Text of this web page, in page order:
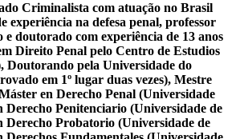
Criminalista com atuação no Brasil
experiência na defesa penal, professor
e doutorado com experiência de 13 anos
Direito Penal pelo Centro de Estudios
Doutorando pela Universidade do
em 1º lugar duas vezes), Mestre
en Derecho Penal (Universidade
Derecho Penitenciario (Universidade de
Derecho Probatorio (Universidade de